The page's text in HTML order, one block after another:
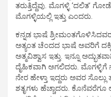
ತರುತ್ತಿದ್ದೆವು. ಮೊಗಳ್ಳಿ ‘ದಲಿತ’
ಮೊಗಳ್ಳಿಯಲ್ಲಿ ಇತ್ತು ಎಂದರು.
ಕನ್ನಡ ಭಾಷೆ
ಅತ್ಯಂತ ಚೆಂದದ ಭಾಷೆ ಅವರಿಗೆ
ಅತ್ಮವಿಶ್ವಾಸ ಇತ್ತು. ಇನ್ನೂ
ದೈಹಿಕವಾಗಿ ಅಗಲಿದರು. ಮೊಗಳ್ಳಿಗೆ
ನೇರ ಹೇಳ್ತಾ ಇದ್ದರು ಅವರ
ಶತೃಗಳು ಹೆಚ್ಚಾದರು. ಕೊನೆವರೆಗೂ